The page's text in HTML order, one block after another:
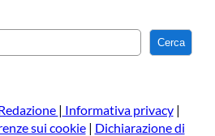
e
a
Cerca
| Informativa privacy|
sui cookie| Dichiarazione di